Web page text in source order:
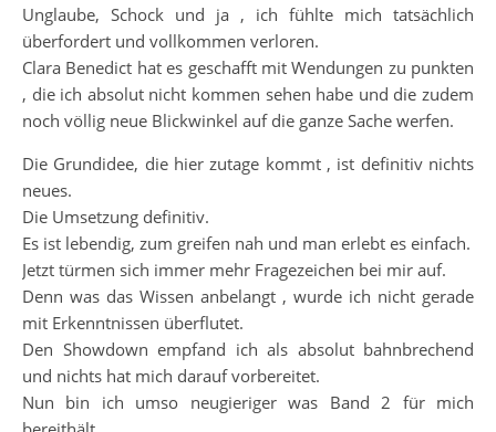
Unglaube, Schock und ja , ich fühlte mich tatsächlich
überfordert und vollkommen verloren.
Clara Benedict hat es geschafft mit Wendungen zu punkten
, die ich absolut nicht kommen sehen habe und die zudem
noch völlig neue Blickwinkel auf die ganze Sache werfen.
Die Grundidee, die hier zutage kommt , ist definitiv nichts
neues.
Die Umsetzung definitiv.
Es ist lebendig, zum greifen nah und man erlebt es einfach.
Jetzt türmen sich immer mehr Fragezeichen bei mir auf.
Denn was das Wissen anbelangt , wurde ich nicht gerade
mit Erkenntnissen überflutet.
Den Showdown empfand ich als absolut bahnbrechend
und nichts hat mich darauf vorbereitet.
Nun bin ich umso neugieriger was Band 2 für mich